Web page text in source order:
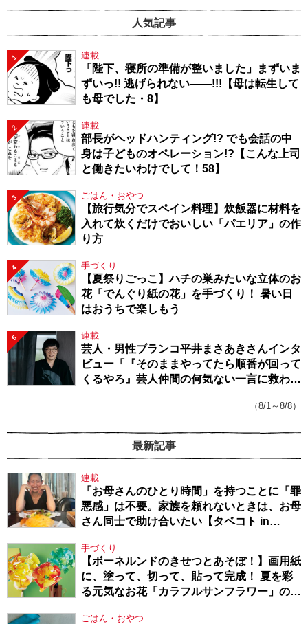
人気記事
1 連載
「陛下、寝所の準備が整いました」まずいま
ずいっ!! 逃げられない――!!!【母は転生して
も母でした・8】
2 連載
部長がヘッドハンティング!? でも会話の中
身は子どものオペレーション!?【こんな上司
と働きたいわけでして！58】
3 ごはん・おやつ
【旅行気分でスペイン料理】炊飯器に材料を
入れて炊くだけでおいしい「パエリア」の作
り方
4 手づくり
【夏祭りごっこ】ハチの巣みたいな立体のお
花「でんぐり紙の花」を手づくり！ 暑い日
はおうちで楽しもう
5 連載
芸人・男性ブランコ平井まさあきさんインタ
ビュー「『そのままやってたら順番が回って
くるやろ』芸人仲間の何気ない一言に救われ
（8/1～8/8）
最新記事
連載
「お母さんのひとり時間」を持つことに「罪
悪感」は不要。家族を頼れないときは、お母
さん同士で助け合いたい【タベコト in
手づくり
【ボーネルンドのきせつとあそぼ！】画用紙
に、塗って、切って、貼って完成！ 夏を彩
る元気なお花「カラフルサンフラワー」の作
ごはん・おやつ